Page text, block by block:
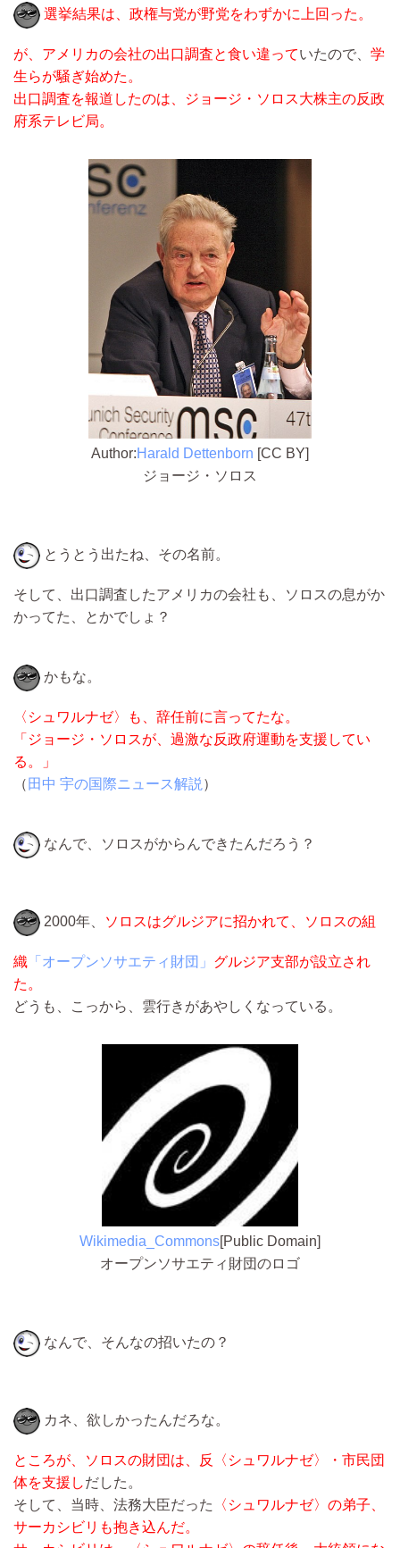
選挙結果は、政権与党が野党をわずかに上回った。
が、アメリカの会社の出口調査と食い違っていたので、 学
生らが騒ぎ始めた。
出口調査を報道したのは、ジョージ・ソロス大株主の反政
府系テレビ局。
Author:Harald Dettenborn [CC BY]
ジョージ・ソロス
とうとう出たね、その名前。
そして、出口調査したアメリカの会社も、ソロスの息がか
かってた、とかでしょ？
かもな。
〈シュワルナゼ〉も、辞任前に言ってたな。
「ジョージ・ソロスが、過激な反政府運動を支援してい
る。」
（ 田中 宇の国際ニュース解説 ）
なんで、ソロスがからんできたんだろう？
2000年、 ソロスはグルジアに招かれて、ソロスの組
織 「オープンソサエティ財団」 グルジア支部が設立され
た。
どうも、こっから、雲行きがあやしくなっている。
Wikimedia_Commons[Public Domain]
オープンソサエティ財団のロゴ
なんで、そんなの招いたの？
カネ、欲しかったんだろな。
ところが、ソロスの財団は、反〈シュワルナゼ〉・市民団
体を支援しだした。
そして、当時、法務大臣だった
〈シュワルナゼ〉の弟子、
サーカシビリも抱き込んだ。